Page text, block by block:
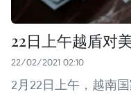
22日上午越盾对
22/02/2021 02:10
2月22日上午，越南